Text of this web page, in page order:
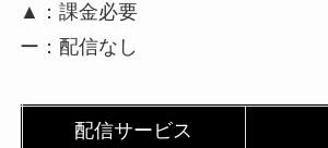
▲：課金必要
ー：配信なし
配信サービス